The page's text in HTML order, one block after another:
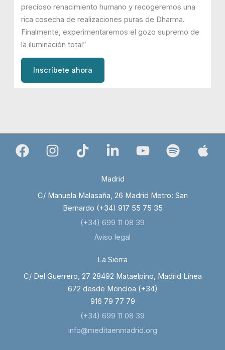
precioso renacimiento humano y recogeremos una
rica cosecha de realizaciones puras de Dharma.
Finalmente, experimentaremos el gozo supremo de
la iluminación total”
Inscríbete ahora
Madrid
C/ Manuela Malasaña, 26 Madrid Metro: San
Bernardo (+34) 917 55 75 35
(+34) 699 11 08 39
Aviso legal
La Sierra
C/ Del Guerrero, 27 28492 Mataelpino, Madrid Línea
672 desde Moncloa (+34)
916 79 77 79
(+34) 699 11 08 39
info@meditaenmadrid.org